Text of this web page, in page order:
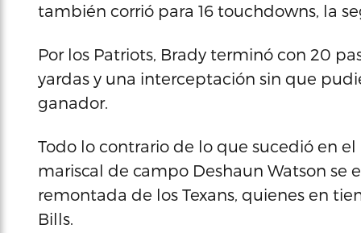
también corrió para 16 touchdowns, la
Por los Patriots, Brady terminó con 20
yardas y una interceptación sin que
ganador.
Todo lo contrario de lo que sucedió en
mariscal de campo Deshaun Watson se
remontada de los Texans, quienes en
Bills.